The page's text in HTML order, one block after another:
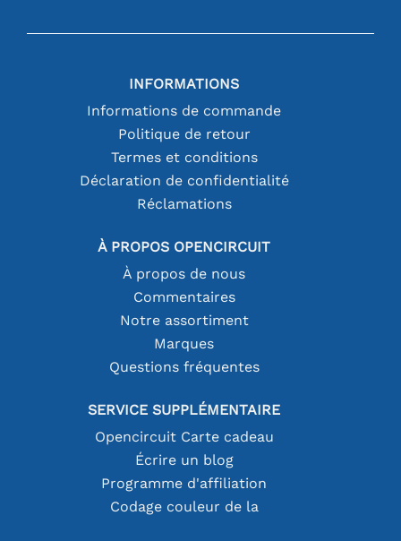
INFORMATIONS
Informations de commande
Politique de retour
Termes et conditions
Déclaration de confidentialité
Réclamations
À PROPOS OPENCIRCUIT
À propos de nous
Commentaires
Notre assortiment
Marques
Questions fréquentes
SERVICE SUPPLÉMENTAIRE
Opencircuit Carte cadeau
Écrire un blog
Programme d'affiliation
Codage couleur de la